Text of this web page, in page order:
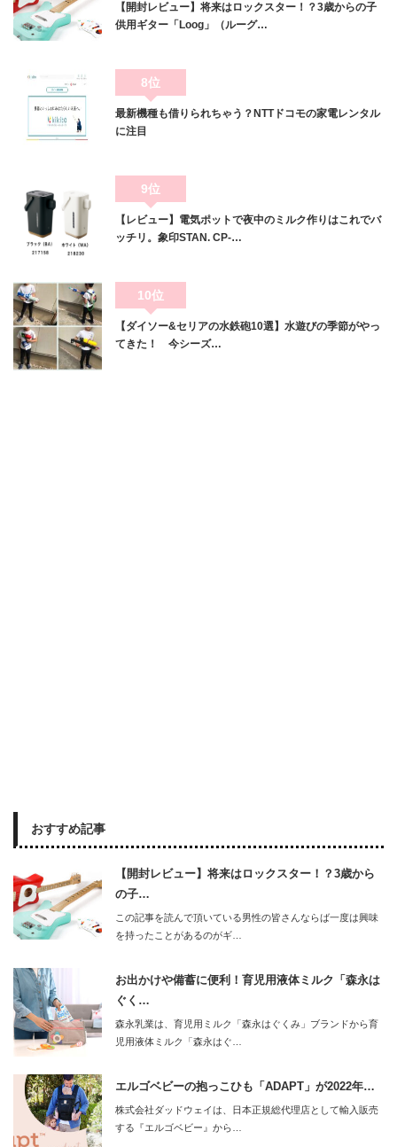
【開封レビュー】将来はロックスター！？3歳からの子
供用ギター「Loog」（ルーグ…
8位
最新機種も借りられちゃう？NTTドコモの家電レンタル
に注目
9位
【レビュー】電気ポットで夜中のミルク作りはこれでバ
ッチリ。象印STAN. CP-…
10位
【ダイソー&セリアの水鉄砲10選】水遊びの季節がやっ
てきた！ 今シーズ…
おすすめ記事
【開封レビュー】将来はロックスター！？3歳から
の子…
この記事を読んで頂いている男性の皆さんならば一度は興味
を持ったことがあるのがギ…
お出かけや備蓄に便利！育児用液体ミルク「森永は
ぐく…
森永乳業は、育児用ミルク「森永はぐくみ」ブランドから育
児用液体ミルク「森永はぐ…
エルゴベビーの抱っこひも「ADAPT」が2022年…
株式会社ダッドウェイは、日本正規総代理店として輸入販売
する『エルゴベビー』から…